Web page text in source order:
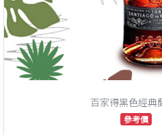
百家得黑色經典
參考價